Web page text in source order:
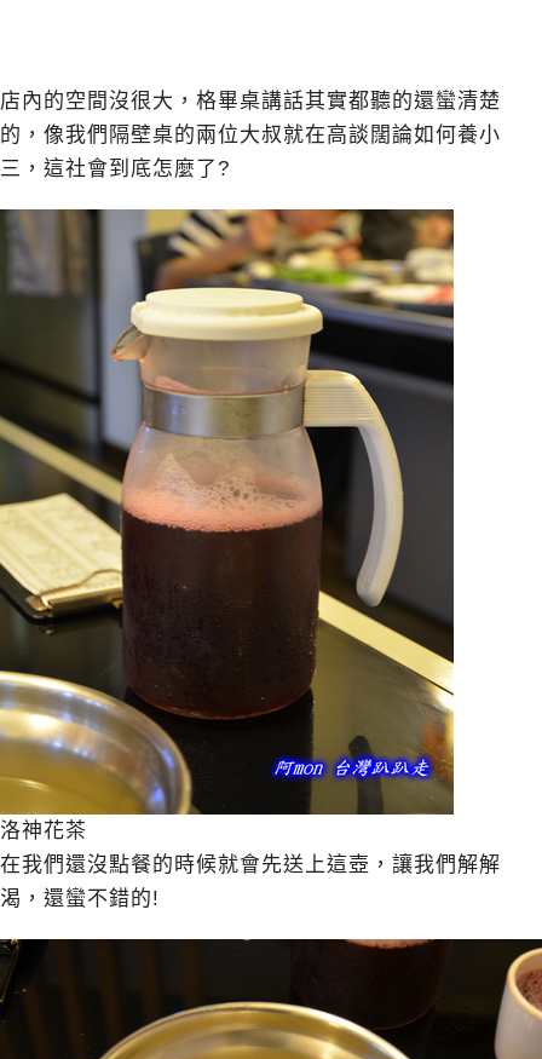
店內的空間沒很大，格畢桌講話其實都聽的還蠻清楚
的，像我們隔壁桌的兩位大叔就在高談闊論如何養小
三，這社會到底怎麼了?
洛神花茶
在我們還沒點餐的時候就會先送上這壺，讓我們解解
渴，還蠻不錯的!